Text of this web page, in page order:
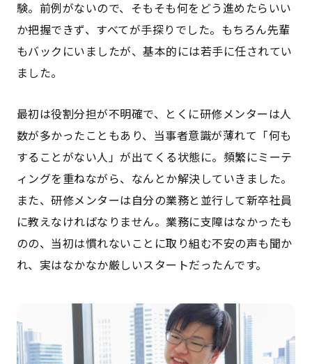
験。前例がないので、そもそも何をどう進めたらいい
か把握できず、すべてが手探りでした。もちろん先輩
もバックにいましたが、基本的には若手に任されてい
ました。
最初は役割分担が不明確で、とくに研修メンターは人
数が多かったこともあり、当事者意識が薄れて「何も
することがない人」が出てくる状態に。頻繁にミーテ
ィングを重ねながら、なんとか解決していきました。
また、研修メンターは自分の業務と並行して新卒社員
に教えなければなりません。業務に支障はなかったも
のの、当初は慣れないことに取り組む不安の声も聞か
れ、実はなかなか厳しいスタートだったんです。